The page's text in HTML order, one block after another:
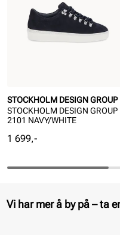
STOCKHOLM DESIGN GROUP
STOCKHOLM DESIGN GROUP
2101 NAVY/WHITE
Pris
1 699,-
Vi har mer å by på – ta